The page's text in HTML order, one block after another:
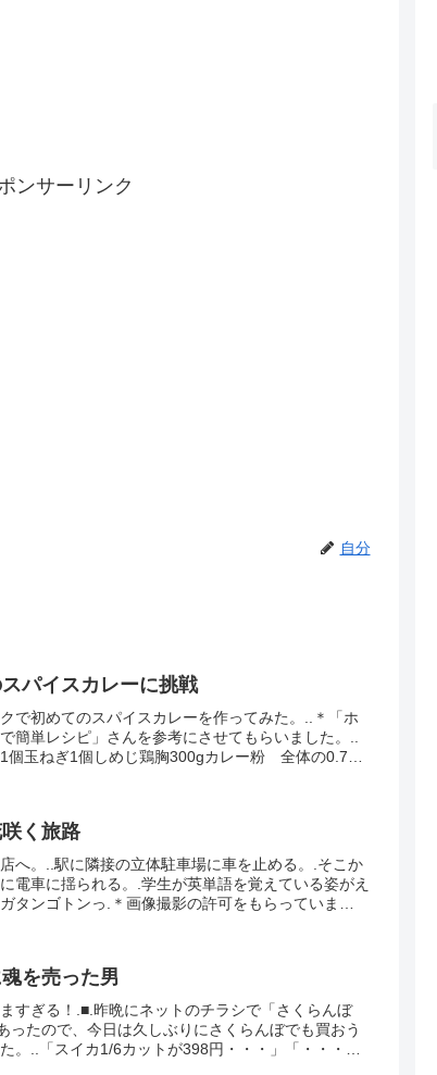
ンサーリンク
自分
パイスカレーに挑戦
で初めてのスパイスカレーを作ってみた。..＊「ホ
簡単レシピ」さんを参考にさせてもらいました。..
個玉ねぎ1個しめじ鶏胸300gカレー粉 全体の0.7％
く旅路
へ。..駅に隣接の立体駐車場に車を止める。.そこか
電車に揺られる。.学生が英単語を覚えている姿がえ
タンゴトンっ.＊画像撮影の許可をもらっていま
を売った男
すぎる！.■.昨晩にネットのチラシで「さくらんぼ
ったので、今日は久しぶりにさくらんぼでも買おう
。..「スイカ1/6カットが398円・・・」「・・・」